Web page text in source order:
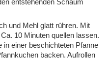
entstehenden Schaum
und Mehl glatt rühren. Mit
10 Minuten quellen lassen.
einer beschichteten Pfanne
backen. Aufrollen